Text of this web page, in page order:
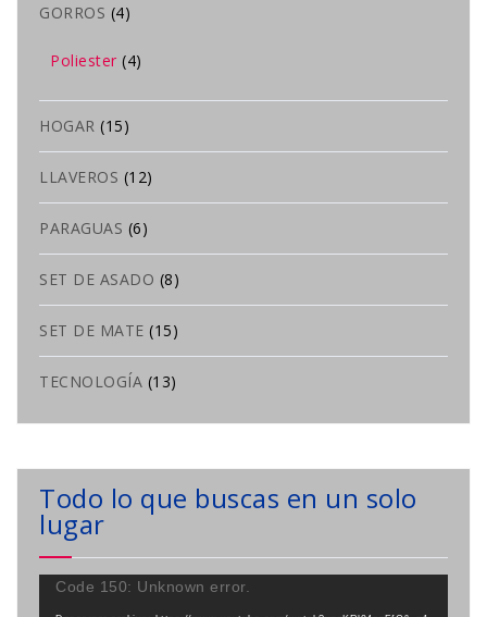
GORROS (4)
Poliester (4)
HOGAR (15)
LLAVEROS (12)
PARAGUAS (6)
SET DE ASADO (8)
SET DE MATE (15)
TECNOLOGÍA (13)
Todo lo que buscas en un solo
lugar
Reproductor
Code 150: Unknown error.